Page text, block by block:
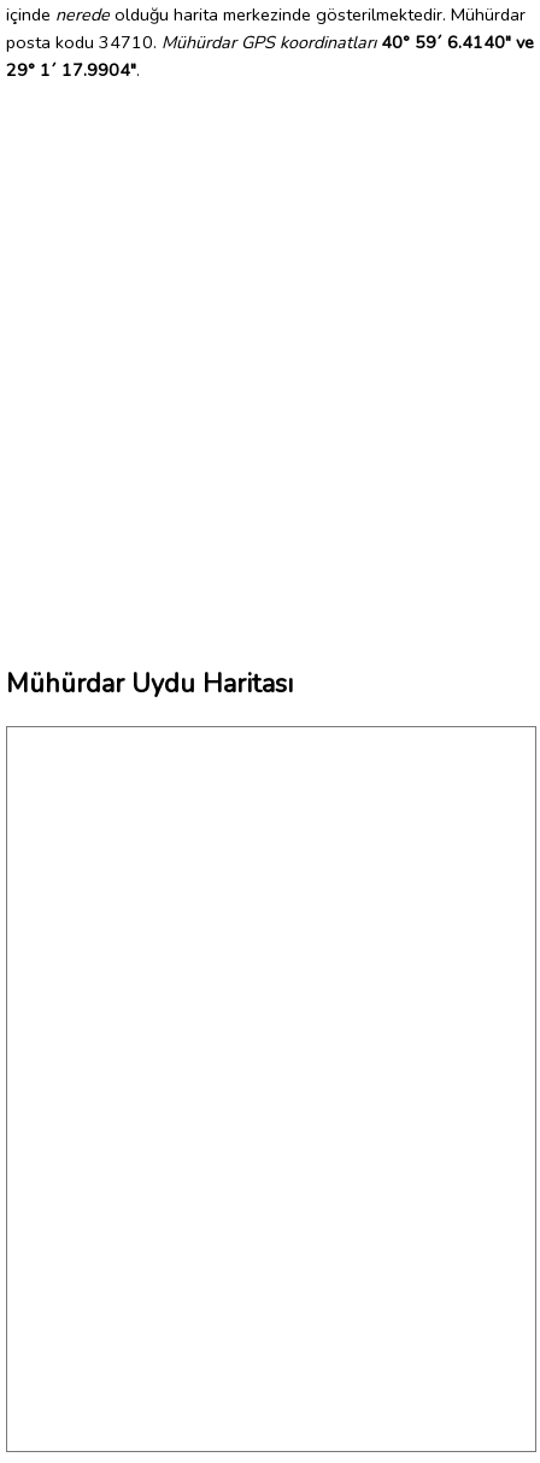
içinde nerede olduğu harita merkezinde gösterilmektedir. Mühürdar
posta kodu 34710. Mühürdar GPS koordinatları 40° 59´ 6.4140" ve
29° 1´ 17.9904".
Mühürdar Uydu Haritası